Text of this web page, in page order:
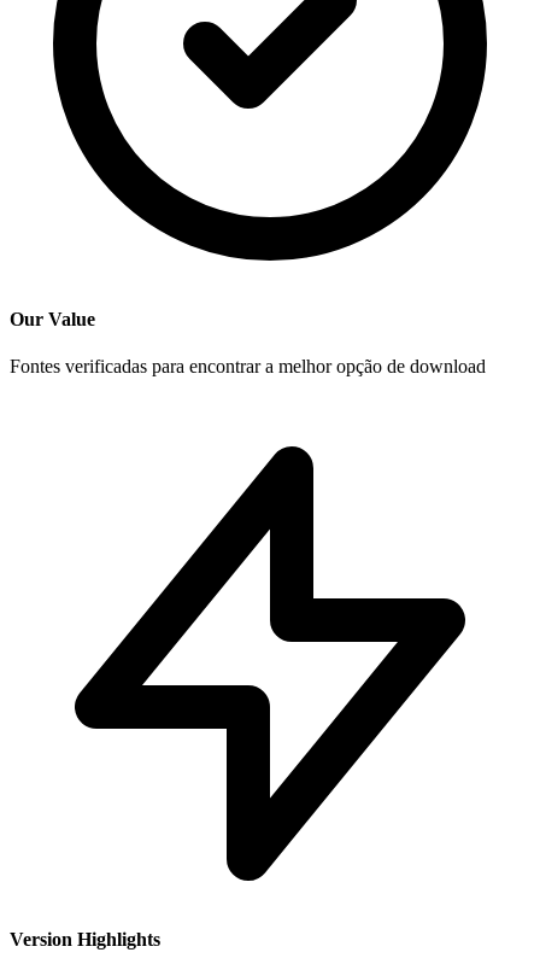
Our Value
Fontes verificadas para encontrar a melhor opção de download
Version Highlights